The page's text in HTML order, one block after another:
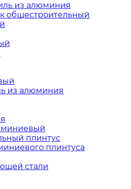
из алюминия
общестроительный
из алюминия
плинтус
плинтуса
стали